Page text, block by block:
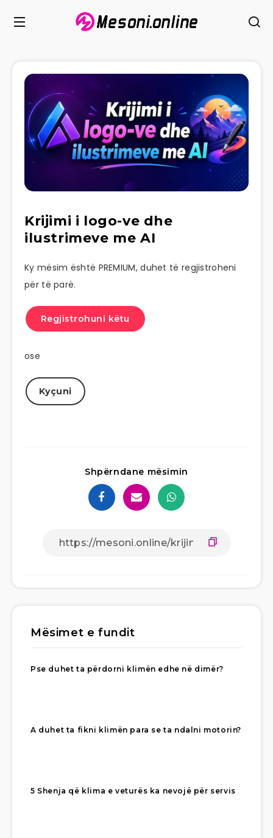
Krijimi i logo-ve dhe
ilustrimeve me AI
Ky mësim është PREMIUM, duhet të regjistroheni
për të parë.
Regjistrohuni këtu
ose
Kyçuni
Shpërndane mësimin
Mësimet e fundit
Pse duhet ta përdorni klimën edhe në dimër?
A duhet ta fikni klimën para se ta ndalni motorin?
5 Shenja që klima e veturës ka nevojë për servis